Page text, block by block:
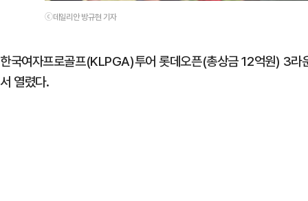
ⓒ데일리안 방규현 기자
한국여자프로골프(KLPGA)투어 롯데오픈(총상금 12억원) 3
서 열렸다.